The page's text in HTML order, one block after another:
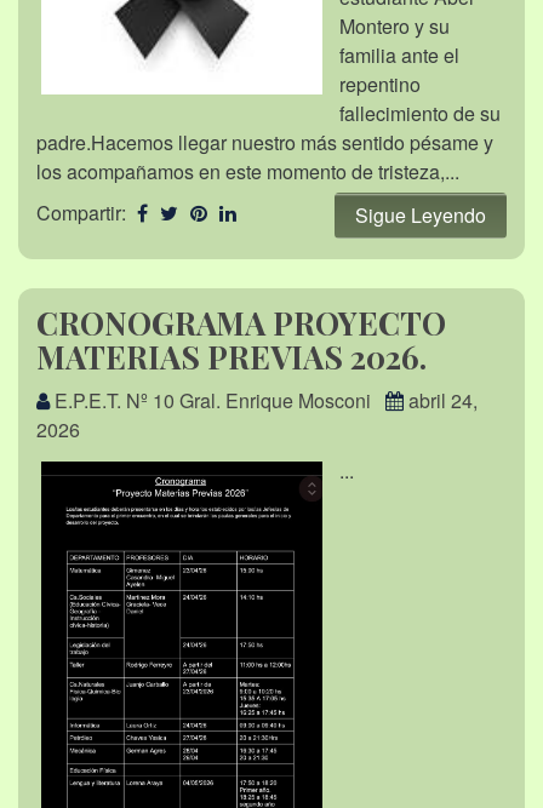
Montero y su
familia ante el
repentino
fallecimiento de su
padre.Hacemos llegar nuestro más sentido pésame y
los acompañamos en este momento de tristeza,...
Compartir:
Sigue Leyendo
CRONOGRAMA PROYECTO
MATERIAS PREVIAS 2026.
E.P.E.T. Nº 10 Gral. Enrique Mosconi
abril 24,
2026
...